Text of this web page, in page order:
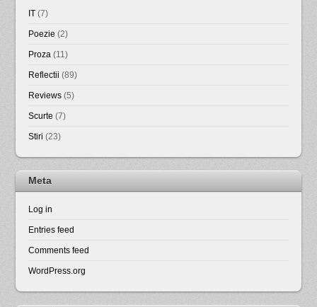
IT (7)
Poezie (2)
Proza (11)
Reflectii (89)
Reviews (5)
Scurte (7)
Stiri (23)
Meta
Log in
Entries feed
Comments feed
WordPress.org